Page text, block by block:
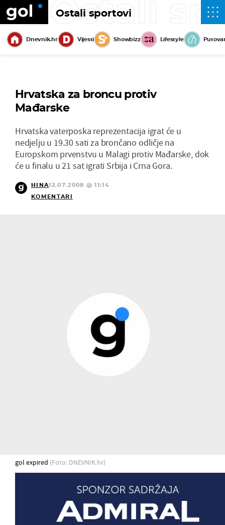
Ostali sportovi
Ostali
Dnevnik.hr Vijesti Showbizz Lifestyle
Hrvatska za broncu protiv
Mađarske
Hrvatska vaterposka reprezentacija igrat će u
nedjelju u 19.30 sati za brončano odličje na
Europskom prvenstvu u Malagi protiv Mađarske, dok
će u finalu u 21 sat igrati Srbija i Crna Gora.
HINA12.07.2008 @ 11:14
KOMENTARI
gol expired (Foto: DNEVNIK.hr)